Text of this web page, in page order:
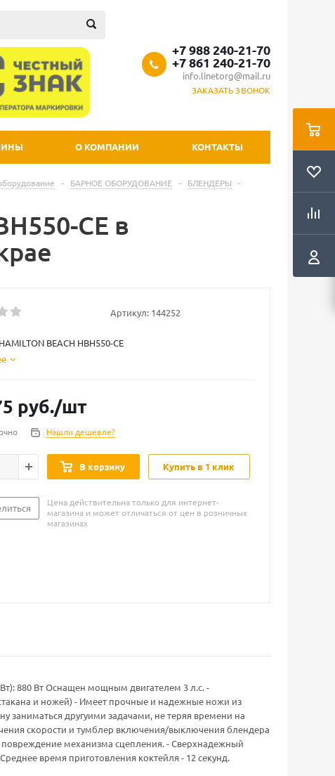
+7 988 240-21-70
+7 861 240-21-70
info.linetorg@mail.ru
ЗАКАЗАТЬ ЗВОНОК
О КОМПАНИИ КОНТАКТЫ
- БАРНОЕ ОБОРУДОВАНИЕ - БЛЕНДЕРЫ
-
CE в
Артикул: 144252
BEACH HBH550-CE
руб./шт
Нашли дешевле?
В корзину Купить в 1 клик
Цена действительна только для интернет-
магазина и может отличаться от цен в розничных
магазинах
880 Вт Оснащен мощным двигателем 3 л.с. -
и ножей) - Имеет прочные и надежные ножи из
другуими задачами, не теряя времени на
скорости и тумблер включения/выключения блендера
механизма сцепления. - Сверхнадежный
время приготовления коктейля - 12 секунд.